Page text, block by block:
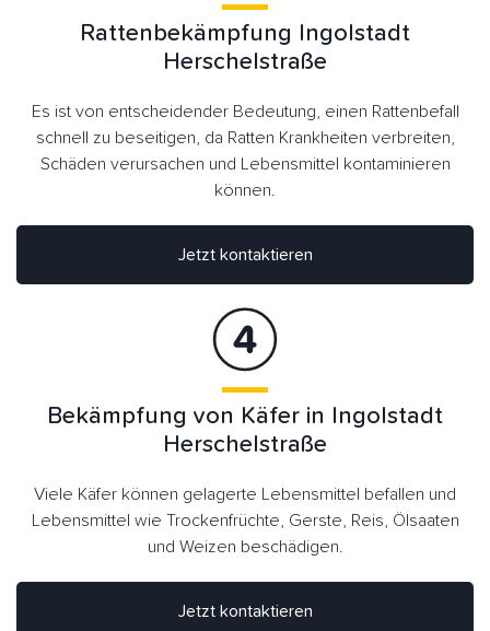
Rattenbekämpfung Ingolstadt
Herschelstraße
Es ist von entscheidender Bedeutung, einen Rattenbefall
schnell zu beseitigen, da Ratten Krankheiten verbreiten,
Schäden verursachen und Lebensmittel kontaminieren
können.
Jetzt kontaktieren
Jetzt kontaktieren
Bekämpfung von Käfer in Ingolstadt
Herschelstraße
Viele Käfer können gelagerte Lebensmittel befallen und
Lebensmittel wie Trockenfrüchte, Gerste, Reis, Ölsaaten
und Weizen beschädigen.